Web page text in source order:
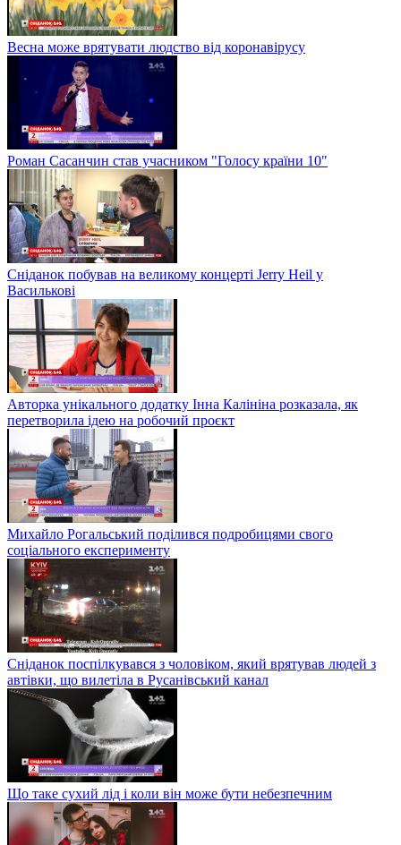
Весна може врятувати людство від коронавірусу
Роман Сасанчин став учасником "Голосу країни 10"
Сніданок побував на великому концерті Jerry Heil у
Василькові
Авторка унікального додатку Інна Калініна розказала, як
перетворила ідею на робочий проєкт
Михайло Рогальський поділився подробицями свого
соціального експерименту
Сніданок поспілкувався з чоловіком, який врятував людей з
автівки, що вилетіла в Русанівський канал
Що таке сухий лід і коли він може бути небезпечним